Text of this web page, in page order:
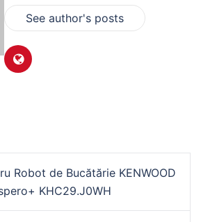
See author's posts
Robot de Bucătărie KENWOOD
KHC29.J0WH